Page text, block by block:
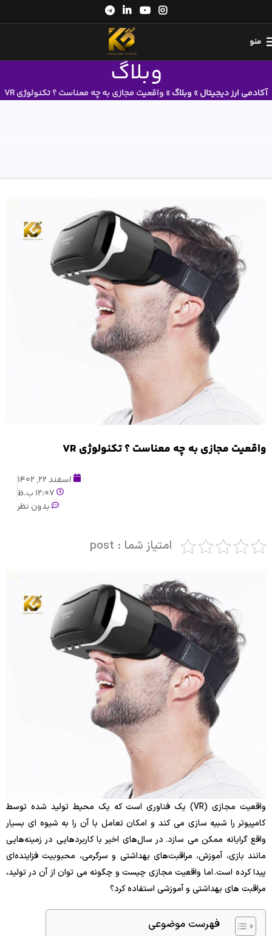
منو
وبلاگ
آکادمی ارز دیجیتال» وبلاگ» واقعیت مجازی به چه معناست ؟ تکنولوژی VR
واقعیت مجازی به چه معناست ؟ تکنولوژی VR
اسفند 22, 1402
12:07 ب.ظ
بدون نظر
امتیاز شما : post
واقعیت مجازی (VR) یک فناوری است که یک محیط تولید شده توسط
کامپیوتر را شبیه سازی می کند و امکان تعامل با آن را به شیوه ای بسیار
واقع گرایانه ممکن می سازد. در سال‌های اخیر با کاربردهایی در زمینه‌هایی
مانند بازی، آموزش، مراقبت‌های بهداشتی و سرگرمی، محبوبیت فزاینده‌ای
پیدا کرده است. اما واقعیت مجازی چیست و چگونه می توان از آن در تولید،
مراقبت های بهداشتی و آموزشی استفاده کرد؟
فهرست موضوعی